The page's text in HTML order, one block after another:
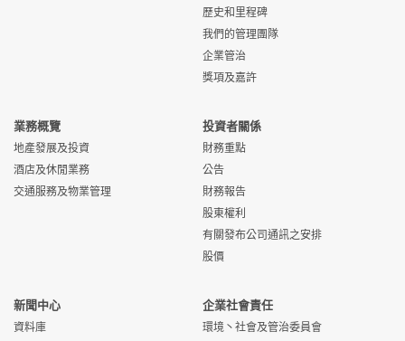
歷史和里程碑
我們的管理團隊
企業管治
獎項及嘉許
業務概覽
地產發展及投資
酒店及休閒業務
交通服務及物業管理
投資者關係
財務重點
公告
財務報告
股東權利
有關發布公司通訊之安排
股價
新聞中心
資料庫
企業社會責任
環境丶社會及管治委員會